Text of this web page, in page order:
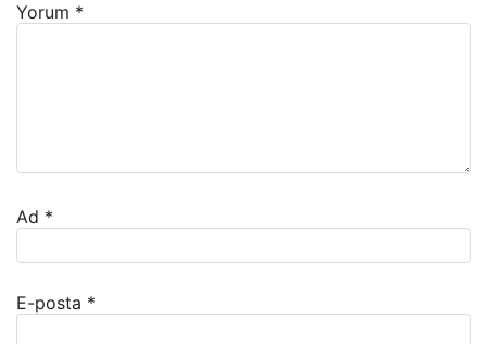
Yorum *
Ad *
E-posta *